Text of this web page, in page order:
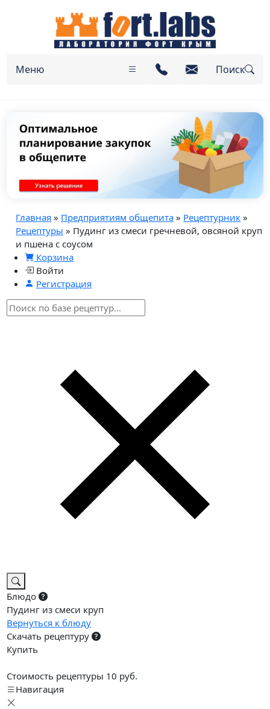
Меню Поиск
Главная » Предприятиям общепита » Рецептурник »
Рецептуры » Пудинг из смеси гречневой, овсяной круп
и пшена с соусом
Корзина
Войти
Регистрация
Блюдо
Пудинг из смеси круп
Вернуться к блюду
Скачать рецептуру
Купить
Стоимость рецептуры 10 руб.
Навигация